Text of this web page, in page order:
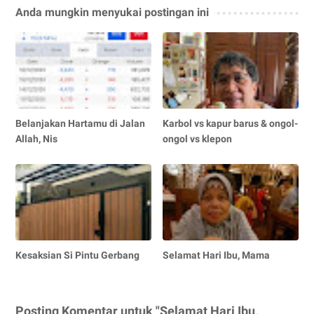
Anda mungkin menyukai postingan ini
Belanjakan Hartamu di Jalan
Allah, Nis
Karbol vs kapur barus & ongol-
ongol vs klepon
Kesaksian Si Pintu Gerbang Selamat Hari Ibu, Mama
Posting Komentar untuk "Selamat Hari Ibu,